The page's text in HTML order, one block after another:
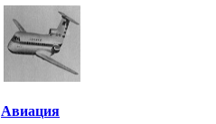
Авиация